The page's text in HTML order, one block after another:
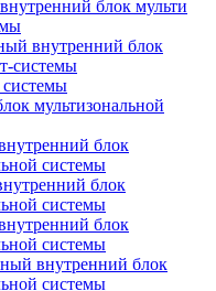
блок мульти
внутренний блок
системы
мультизональной
блок
системы
блок
системы
блок
системы
внутренний блок
системы